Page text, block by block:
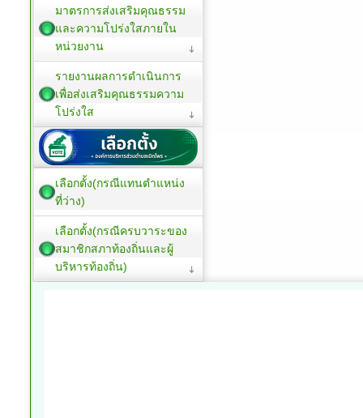
มาตรการส่งเสริมคุณธรรม
และความโปร่งใสภายใน
หน่วยงาน
รายงานผลการดำเนินการ
เพื่อส่งเสริมคุณธรรมความ
โปร่งใส
เลือกตั้ง(กรณีแทนตำแหน่ง
ที่ว่าง)
เลือกตั้ง(กรณีครบวาระของ
สมาชิกสภาท้องถิ่นและผู้
บริหารท้องถิ่น)